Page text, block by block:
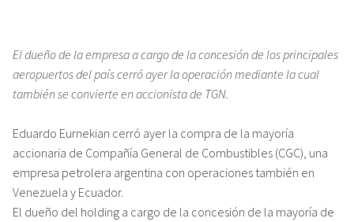
El dueño de la empresa a cargo de la concesión de los principales
aeropuertos del país cerró ayer la operación mediante la cual
también se convierte en accionista de TGN.
Eduardo Eurnekian cerró ayer la compra de la mayoría
accionaria de Compañía General de Combustibles (CGC), una
empresa petrolera argentina con operaciones también en
Venezuela y Ecuador.
El dueño del holding a cargo de la concesión de la mayoría de